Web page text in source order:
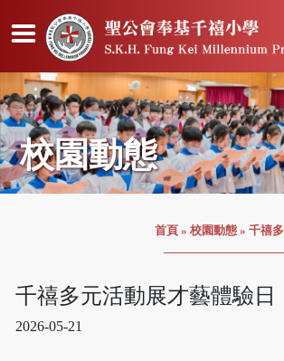
校園動態
首頁 » 校園動態 » 千禧
千禧多元活動展才藝體驗日
2026-05-21